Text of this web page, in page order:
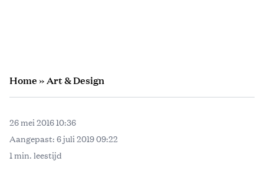
Home» Art & Design
26 mei 2016 10:36
Aangepast: 6 juli 2019 09:22
1 min. leestijd